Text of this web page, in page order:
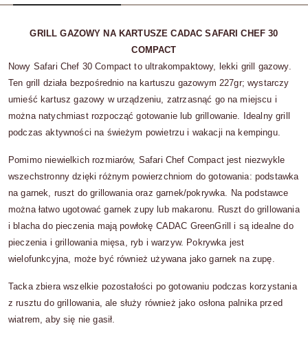
GRILL GAZOWY NA KARTUSZE CADAC SAFARI CHEF 30
COMPACT
Nowy Safari Chef 30 Compact to ultrakompaktowy, lekki grill gazowy.
Ten grill działa bezpośrednio na kartuszu gazowym 227gr; wystarczy
umieść kartusz gazowy w urządzeniu, zatrzasnąć go na miejscu i
można natychmiast rozpocząć gotowanie lub grillowanie. Idealny grill
podczas aktywności na świeżym powietrzu i wakacji na kempingu.
Pomimo niewielkich rozmiarów, Safari Chef Compact jest niezwykle
wszechstronny dzięki różnym powierzchniom do gotowania: podstawka
na garnek, ruszt do grillowania oraz garnek/pokrywka. Na podstawce
można łatwo ugotować garnek zupy lub makaronu. Ruszt do grillowania
i blacha do pieczenia mają powłokę CADAC GreenGrill i są idealne do
pieczenia i grillowania mięsa, ryb i warzyw. Pokrywka jest
wielofunkcyjna, może być również używana jako garnek na zupę.
Tacka zbiera wszelkie pozostałości po gotowaniu podczas korzystania
z rusztu do grillowania, ale służy również jako osłona palnika przed
wiatrem, aby się nie gasił.